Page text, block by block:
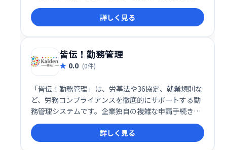
支援します。場所を選ばず、スムーズな勤怠管理と各
種申請を実現します。詳しく見る
皆伝！勤務管理
0.0 (0件)
「皆伝！勤務管理」は、労基法や36協定、就業規則な
ど、労務コンプライアンスを徹底的にサポートする勤
務管理システムです。企業独自の複雑な申請手続きに
も柔軟に対応し、コンプライアンス強化と業務効率化
を実現します。安心して使える、頼れる勤務管理シス
テムです。
詳しく見る